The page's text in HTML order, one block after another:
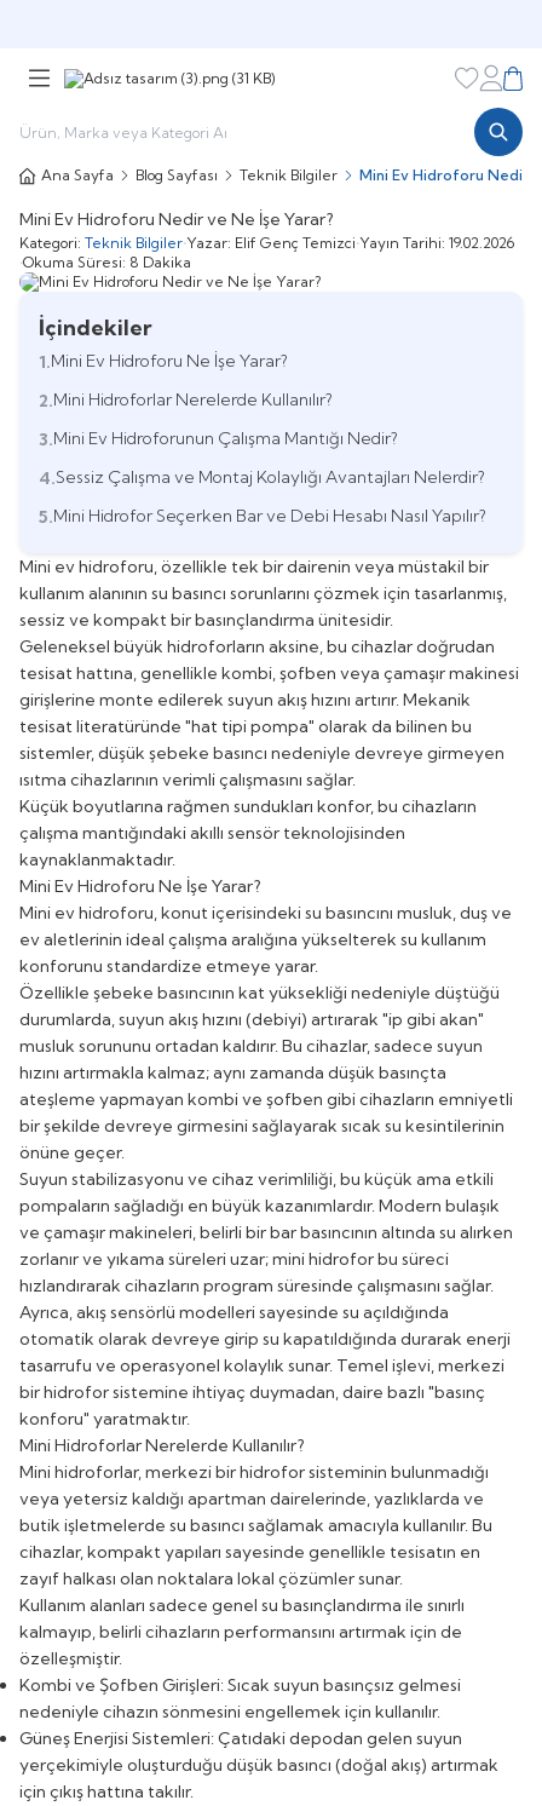
Favorilerim
Ana Sayfa Blog Sayfası Teknik Bilgiler Mini Ev Hidroforu Nedir
Mini Ev Hidroforu Nedir ve Ne İşe Yarar?
Kategori: Teknik Bilgiler•Yazar: Elif Genç Temizci•Yayın Tarihi: 19.02.2026
•Okuma Süresi: 8 Dakika
İçindekiler
1.Mini Ev Hidroforu Ne İşe Yarar?
2.Mini Hidroforlar Nerelerde Kullanılır?
3.Mini Ev Hidroforunun Çalışma Mantığı Nedir?
4.Sessiz Çalışma ve Montaj Kolaylığı Avantajları Nelerdir?
5.Mini Hidrofor Seçerken Bar ve Debi Hesabı Nasıl Yapılır?
Mini ev hidroforu, özellikle tek bir dairenin veya müstakil bir
kullanım alanının su basıncı sorunlarını çözmek için tasarlanmış,
sessiz ve kompakt bir basınçlandırma ünitesidir.
Geleneksel büyük hidroforların aksine, bu cihazlar doğrudan
tesisat hattına, genellikle kombi, şofben veya çamaşır makinesi
girişlerine monte edilerek suyun akış hızını artırır. Mekanik
tesisat literatüründe "hat tipi pompa" olarak da bilinen bu
sistemler, düşük şebeke basıncı nedeniyle devreye girmeyen
ısıtma cihazlarının verimli çalışmasını sağlar.
Küçük boyutlarına rağmen sundukları konfor, bu cihazların
çalışma mantığındaki akıllı sensör teknolojisinden
kaynaklanmaktadır.
Mini Ev Hidroforu Ne İşe Yarar?
Mini ev hidroforu, konut içerisindeki su basıncını musluk, duş ve
ev aletlerinin ideal çalışma aralığına yükselterek su kullanım
konforunu standardize etmeye yarar.
Özellikle şebeke basıncının kat yüksekliği nedeniyle düştüğü
durumlarda, suyun akış hızını (debiyi) artırarak "ip gibi akan"
musluk sorununu ortadan kaldırır. Bu cihazlar, sadece suyun
hızını artırmakla kalmaz; aynı zamanda düşük basınçta
ateşleme yapmayan kombi ve şofben gibi cihazların emniyetli
bir şekilde devreye girmesini sağlayarak sıcak su kesintilerinin
önüne geçer.
Suyun stabilizasyonu ve cihaz verimliliği, bu küçük ama etkili
pompaların sağladığı en büyük kazanımlardır. Modern bulaşık
ve çamaşır makineleri, belirli bir bar basıncının altında su alırken
zorlanır ve yıkama süreleri uzar; mini hidrofor bu süreci
hızlandırarak cihazların program süresinde çalışmasını sağlar.
Ayrıca, akış sensörlü modelleri sayesinde su açıldığında
otomatik olarak devreye girip su kapatıldığında durarak enerji
tasarrufu ve operasyonel kolaylık sunar. Temel işlevi, merkezi
bir hidrofor sistemine ihtiyaç duymadan, daire bazlı "basınç
konforu" yaratmaktır.
Mini Hidroforlar Nerelerde Kullanılır?
Mini hidroforlar, merkezi bir hidrofor sisteminin bulunmadığı
veya yetersiz kaldığı apartman dairelerinde, yazlıklarda ve
butik işletmelerde su basıncı sağlamak amacıyla kullanılır. Bu
cihazlar, kompakt yapıları sayesinde genellikle tesisatın en
zayıf halkası olan noktalara lokal çözümler sunar.
Kullanım alanları sadece genel su basınçlandırma ile sınırlı
kalmayıp, belirli cihazların performansını artırmak için de
özelleşmiştir.
Kombi ve Şofben Girişleri: Sıcak suyun basınçsız gelmesi
nedeniyle cihazın sönmesini engellemek için kullanılır.
Güneş Enerjisi Sistemleri: Çatıdaki depodan gelen suyun
yerçekimiyle oluşturduğu düşük basıncı (doğal akış) artırmak
için çıkış hattına takılır.